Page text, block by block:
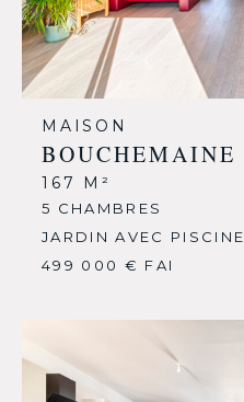
MAISON
BOUCHEMAINE
167 M²
5 CHAMBRES
JARDIN AVEC PISCINE
499 000 € FAI